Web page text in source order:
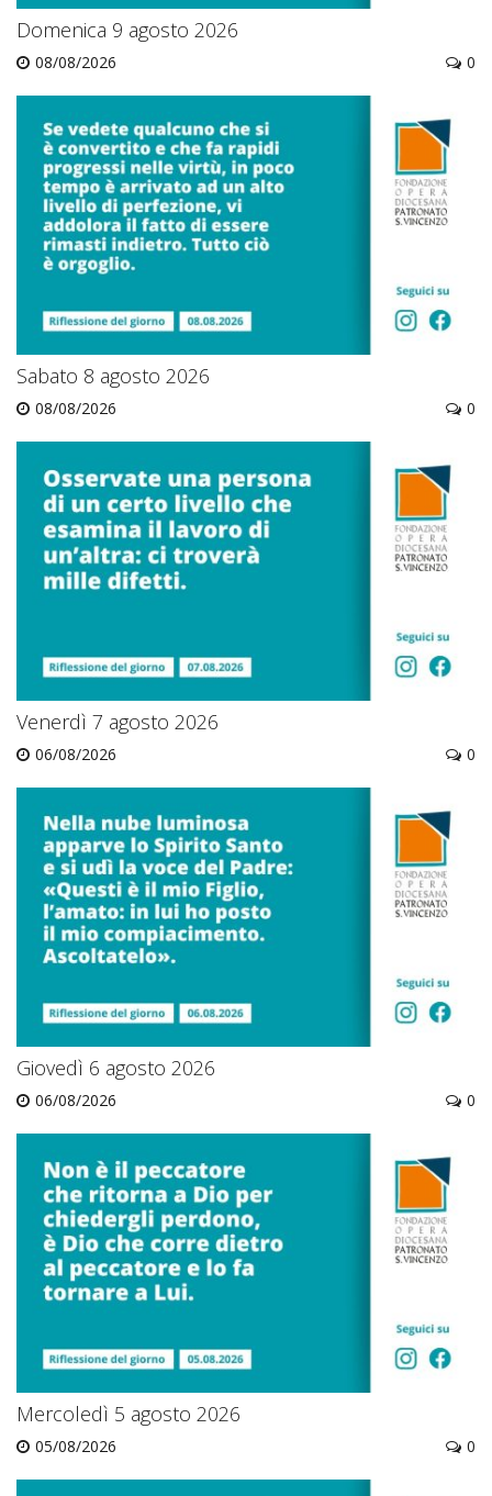
Domenica 9 agosto 2026
08/08/2026 0
Sabato 8 agosto 2026
08/08/2026 0
Venerdì 7 agosto 2026
06/08/2026 0
Giovedì 6 agosto 2026
06/08/2026 0
Mercoledì 5 agosto 2026
05/08/2026 0